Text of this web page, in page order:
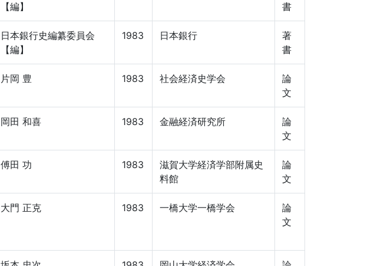
【編】
書
日本銀行史編纂委員会
【編】
1983 日本銀行
著
書
片岡 豊 1983 社会経済史学会
論
文
岡田 和喜 1983 金融経済研究所
論
文
傅田 功 1983
滋賀大学経済学部附属史
料館
論
文
大門 正克 1983 一橋大学一橋学会
論
文